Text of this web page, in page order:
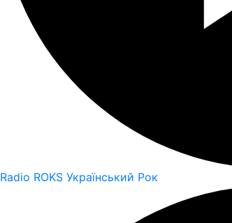
Radio ROKS Український Рок